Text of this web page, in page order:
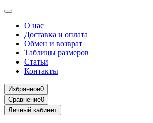
О нас
Доставка и оплата
Обмен и возврат
Таблицы размеров
Статьи
Контакты
Избранное0
Сравнение0
Личный кабинет